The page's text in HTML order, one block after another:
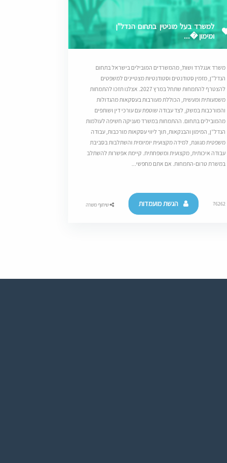
למשרד בעל מוניטין בתחום הנדל"ן
ומימון �...
משרד אנגלרד ושות’, מהמשרדים המובילים בישראל בתחום
הנדל”ן, מזמין סטודנטים וסטודנטיות מצטיינים למשפטים
להצטרף להתמחות שתחל במרץ 2027. אצלנו תזכו להתמחות
משמעותית ומעשית, הכוללת מעורבות בעסקאות מהגדולות
והמורכבות במשק, לצד עבודה שוטפת עם עורכי דין ושותפים
מהמובילים בתחום. ההתמחות במשרד מעניקה חשיפה לעולמות
הנדל”ן, המימון והבנקאות, תוך ליווי עסקאות מורכבות, עבודה
משפטית מגוונת, למידה מקצועית יומיומית והשתלבות בסביבת
עבודה איכותית, מקצועית ומשפחתית. קיימת אפשרות להשתלב
במשרת טרום-התמחות. אם אתם מחפשי...
76262 הגשת מועמדות שיתוף משרה